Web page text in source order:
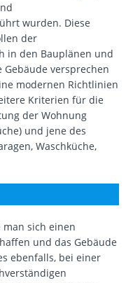
wurden. Diese
der
in den Bauplänen und
versprechen
modernen Richtlinien
Kriterien für die
der Wohnung
und jene des
Waschküche,
sich einen
und das Gebäude
ebenfalls, bei einer